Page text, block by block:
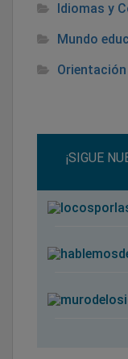
Idiomas y
Mundo
¡SIGUE